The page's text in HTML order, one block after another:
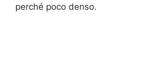
perché poco denso.